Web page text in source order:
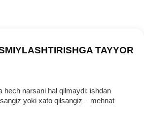
TAYYOR
hech narsani hal qilmaydi: ishdan
yoki хato qilsangiz – mehnat